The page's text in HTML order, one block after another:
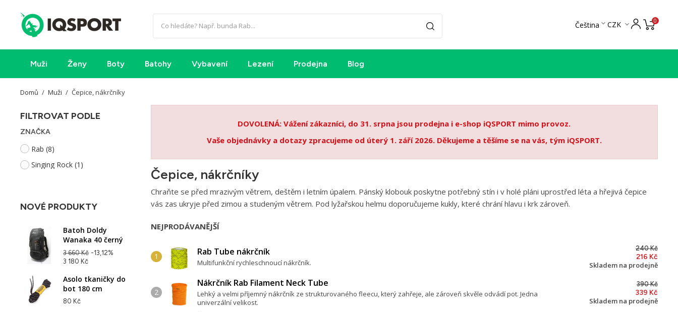
Čeština  CZK  0
Muži Ženy Boty Batohy Vybavení Lezení Prodejna Blog
Domů Muži Čepice, nákrčníky
FILTROVAT PODLE
ZNAČKA
Rab (8)
Singing Rock (1)
NOVÉ PRODUKTY
Batoh Doldy
Wanaka 40 černý
3 660 Kč -13,12%
3 180 Kč
Asolo tkaničky do
bot 180 cm
80 Kč
DOVOLENÁ: Vážení zákazníci, do 31. srpna jsou prodejna i e-shop iQSPORT mimo provoz.
Vaše objednávky a dotazy zpracujeme od úterý 1. září 2026. Děkujeme a těšíme se na vás, tým iQSPORT.
Čepice, nákrčníky
Chraňte se před mrazivým větrem, deštěm i letním úpalem. Pánský klobouk poskytne potřebný stín i v holé pláni uprostřed léta a hřejivá čepice
vás zas ukryje před zimou a studeným větrem. Pod lyžařskou helmu doporučujeme kukly, které chrání hlavu i krk zároveň.
NEJPRODÁVANĚJŠÍ
Rab Tube nákrčník
Multifunkční rychleschnoucí nákrčník.
240 Kč
216 Kč
Skladem na prodejně
Nákrčník Rab Filament Neck Tube
Lehký a velmi příjemný nákrčník ze strukturovaného fleecu, který zahřeje, ale zároveň skvěle odvádí pot. Jedna
univerzální velikost.
390 Kč
339 Kč
Skladem na prodejně